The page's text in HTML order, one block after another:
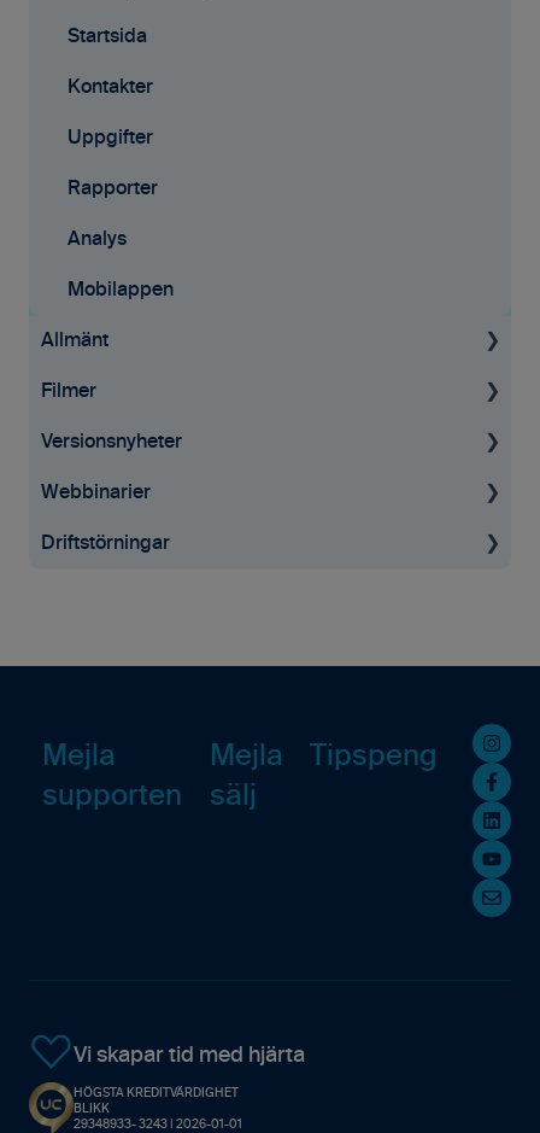
Tilläggstjänster
Rapporter
Startsida
Resursplanering
Analys
Avtal
API
Startsida
Kontakter
Uppgifter
Rapporter
Analys
Mobilappen
Allmänt
Allmän information
GDPR
Filmer
Tid & Kvitton
Affärsmöjligheter
Projekt
Övrigt
Avtal
Versionsnyheter
Desktop
Mobilappen
Webbinarier
För projektledaren
Driftstörningar
Mejla
supporten
Mejla
sälj
Tipspeng
Vi skapar tid med hjärta
HÖGSTA KREDITVÄRDIGHET
BLIKK
29348933- 3243 | 2026-01-01